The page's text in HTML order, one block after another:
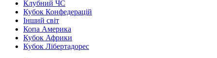
Клубний ЧС
Кубок Конфедерацій
Інший світ
Копа Америка
Кубок Африки
Кубок Лібертадорес